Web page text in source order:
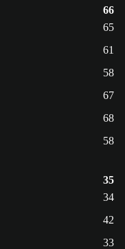
66
65
61
58
67
68
58
35
34
42
33